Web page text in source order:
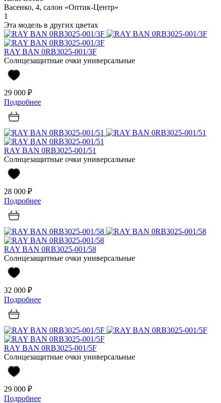
Васенко, 4, салон «Оптик-Центр»
1
Эта модель в других цветах
RAY BAN 0RB3025-001/3F
Солнцезащитные очки универсальные
29 000 ₽
Подробнее
RAY BAN 0RB3025-001/51
Солнцезащитные очки универсальные
28 000 ₽
Подробнее
RAY BAN 0RB3025-001/58
Солнцезащитные очки универсальные
32 000 ₽
Подробнее
RAY BAN 0RB3025-001/5F
Солнцезащитные очки универсальные
29 000 ₽
Подробнее